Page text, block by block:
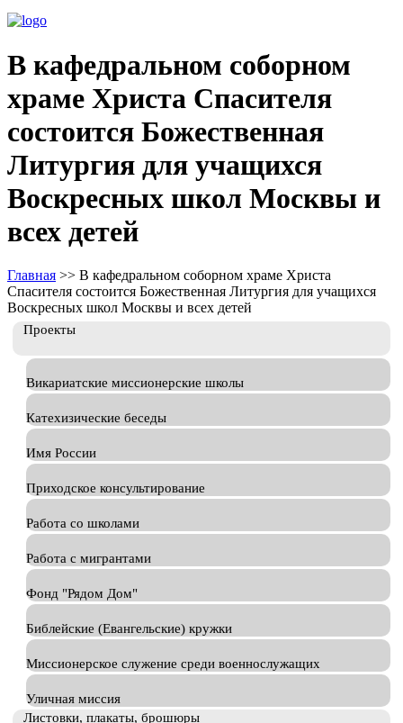
В кафедральном соборном
храме Христа Спасителя
состоится Божественная
Литургия для учащихся
Воскресных школ Москвы и
всех детей
Главная >> В кафедральном соборном храме Христа
Спасителя состоится Божественная Литургия для учащихся
Воскресных школ Москвы и всех детей
Проекты
Викариатские миссионерские школы
Катехизические беседы
Имя России
Приходское консультирование
Работа со школами
Работа с мигрантами
Фонд "Рядом Дом"
Библейские (Евангельские) кружки
Миссионерское служение среди военнослужащих
Уличная миссия
Листовки, плакаты, брошюры